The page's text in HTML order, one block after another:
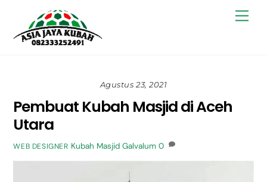
content
Agustus 23, 2021
Pembuat Kubah Masjid di Aceh
Utara
WEB DESIGNER Kubah Masjid Galvalum 0